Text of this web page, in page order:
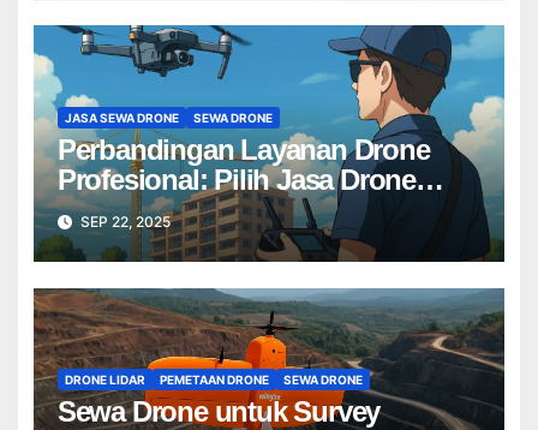
JASA SEWA DRONE SEWA DRONE
Perbandingan Layanan Drone
Profesional: Pilih Jasa Drone
Terbaik untuk Proyek Anda
SEP 22, 2025
DRONE LIDAR PEMETAAN DRONE SEWA DRONE
Sewa Drone untuk Survey